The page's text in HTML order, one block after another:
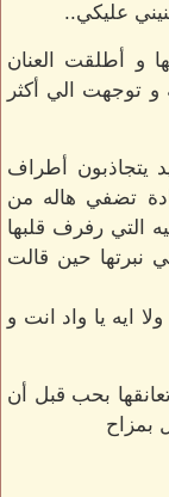
عليكي..
و أطلقت العنان
و توجهت الي أكثر
يتجاذبون أطراف
تضفي هاله من
التي رفرف قلبها
نبرتها حين قالت
ايه يا واد انت و
تعانقها بحب قبل أن
بمزاح